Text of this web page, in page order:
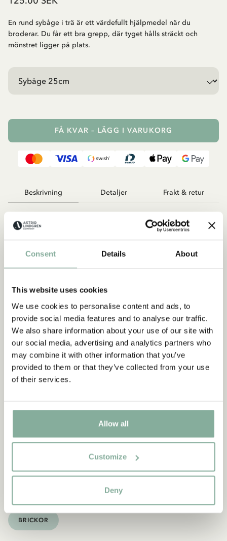
Consent Details About
This website uses cookies
We use cookies to personalise content and ads, to
provide social media features and to analyse our traffic.
We also share information about your use of our site with
our social media, advertising and analytics partners who
may combine it with other information that you’ve
provided to them or that they’ve collected from your use
of their services.
Allow all
Customize
Deny
En rund sybåge i trä är ett värdefullt hjälpmedel när du
broderar. Du får ett bra grepp, där tyget hålls sträckt och
mönstret ligger på plats.
FÅ KVAR – LÄGG I VARUKORG
Beskrivning Detaljer Frakt & retur
broderimönster! Ljuvlig att matcha med tavelväggen där
storlek som angivits på din Folklore-bonad - ex 22cm x 22cm -
Du kanske också gillar
BRICKOR